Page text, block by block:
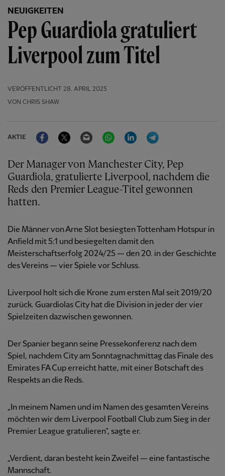
NEUIGKEITEN
Pep Guardiola gratuliert
Liverpool zum Titel
VERÖFFENTLICHT
28. APRIL 2025
VON CHRIS SHAW
AKTIE
FacebookTwitter Email WhatsAppLinkedIn
Der Manager von Manchester City, Pep
Guardiola, gratulierte Liverpool, nachdem die
Reds den Premier League-Titel gewonnen
hatten.
Die Männer von Arne Slot besiegten Tottenham Hotspur in
Anfield mit 5:1 und besiegelten damit den
Meisterschaftserfolg 2024/25 — den 20. in der Geschichte
des Vereins — vier Spiele vor Schluss.
Liverpool holt sich die Krone zum ersten Mal seit 2019/20
zurück. Guardiolas City hat die Division in jeder der vier
Spielzeiten dazwischen gewonnen.
Der Spanier begann seine Pressekonferenz nach dem
Spiel, nachdem City am Sonntagnachmittag das Finale des
Emirates FA Cup erreicht hatte, mit einer Botschaft des
Respekts an die Reds.
„In meinem Namen und im Namen des gesamten Vereins
möchten wir dem Liverpool Football Club zum Sieg in der
Premier League gratulieren“, sagte er.
„Verdient, daran besteht kein Zweifel — eine fantastische
Mannschaft.